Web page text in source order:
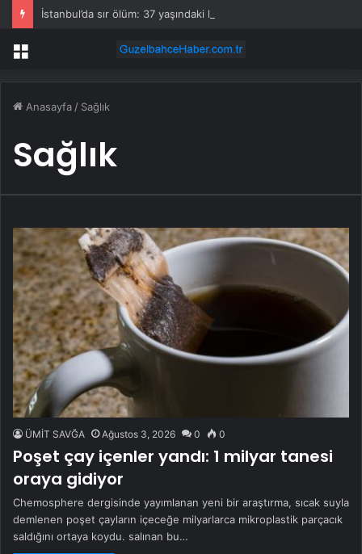
Menü
Anasayfa / Sağlık
Sağlık
ÜMİT SAVĞA Ağustos 3, 2026 0 0
Poşet çay içenler yandı: 1 milyar tanesi
oraya gidiyor
Chemosphere dergisinde yayımlanan yeni bir araştırma, sıcak suyla
demlenen poşet çayların içeceğe milyarlarca mikroplastik parçacık
saldığını ortaya koydu. salınan bu…